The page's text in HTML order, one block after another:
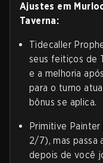
Ajustes em
Taverna:
Tidecaller
seus feitiços de
e a melhoria
para o turno
bônus se aplica.
Primitive
2/7), mas passa
depois de você